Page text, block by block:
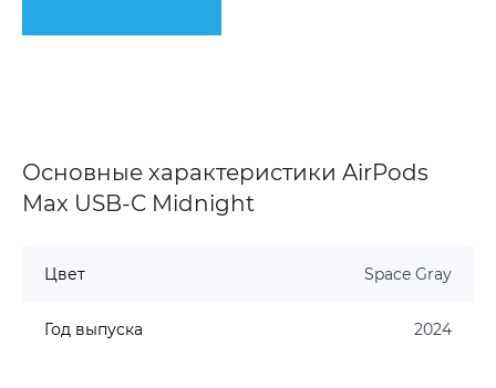
Основные характеристики AirPods
Max USB-C Midnight
Цвет Space Gray
Год выпуска 2024